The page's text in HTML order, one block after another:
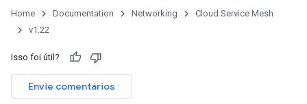
Home Documentation Networking
Cloud Service Mesh
v1.22
Isso foi útil?
Envie comentários